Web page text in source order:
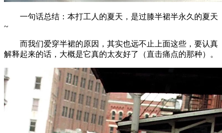
一句话总结：本打工人的夏天，是过膝半裙半永久的夏天
~
而我们爱穿半裙的原因，其实也远不止上面这些，要认真
解释起来的话，大概是它真的太友好了（直击痛点的那种）。